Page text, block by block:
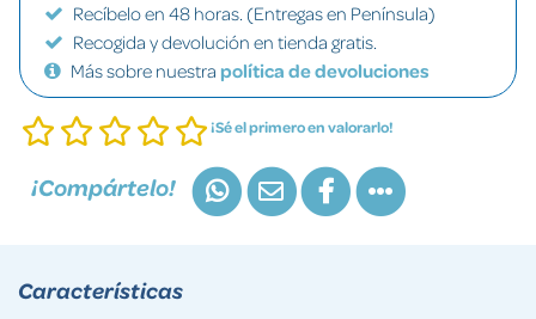
Recíbelo en 48 horas. (Entregas en Península)
Recogida y devolución en tienda gratis.
Más sobre nuestra política de devoluciones
¡Sé el primero en valorarlo!
¡Compártelo!
Características